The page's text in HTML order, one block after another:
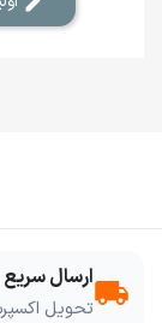
local_shippingارسال سریع
تحویل